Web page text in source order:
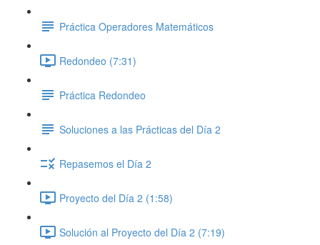
Práctica Operadores Matemáticos
Redondeo (7:31)
Práctica Redondeo
Soluciones a las Prácticas del Día 2
Repasemos el Día 2
Proyecto del Día 2 (1:58)
Solución al Proyecto del Día 2 (7:19)